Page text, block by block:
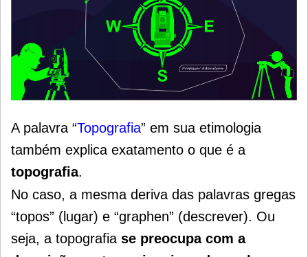
A palavra “Topografia” em sua etimologia
também explica exatamento o que é a
topografia.
No caso, a mesma deriva das palavras gregas
“topos” (lugar) e “graphen” (descrever). Ou
seja, a topografia se preocupa com a